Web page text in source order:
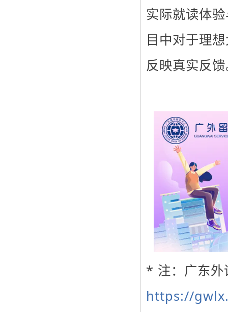
实际就读体
目中对于理
反映真实反
* 注：广东外
https://